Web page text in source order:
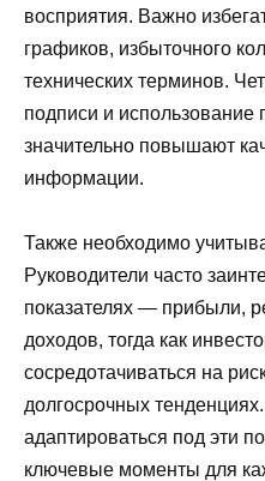
восприятия. Важно
графиков, избыточного
технических терминов.
подписи и использование
значительно повышают
информации.
Также необходимо
Руководители часто
показателях — прибыли,
доходов, тогда как
сосредотачиваться на
долгосрочных
адаптироваться под эти
ключевые моменты для